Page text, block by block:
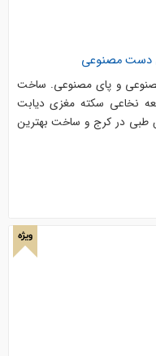
دست مصنوعی
و پای مصنوعی. ساخت
نخاعی سکته مغزی دیابت
طبی در کرج و ساخت بهترین
ویژه